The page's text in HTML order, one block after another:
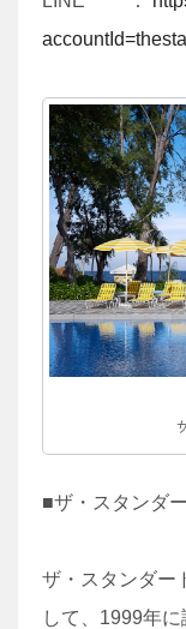
■ザ・スタンダ
ザ・スタンダー
して、1999年